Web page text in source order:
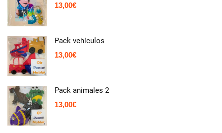
13,00€
Pack vehículos
13,00€
Pack animales 2
13,00€